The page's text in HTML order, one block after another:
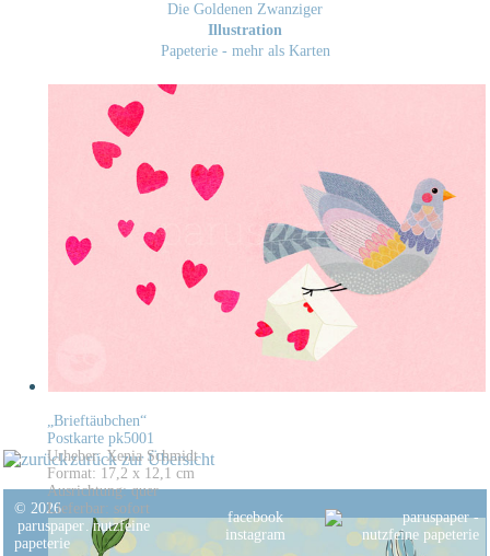
Die Goldenen Zwanziger
Illustration
Papeterie - mehr als Karten
„Brieftäubchen“
Postkarte pk5001
Urheber: Xenia Schmidt
Format: 17,2 x 12,1 cm
Ausrichtung: quer
Lieferbar: sofort
zurück zur Übersicht
© 2026
paruspaper. nutzfeine
papeterie
facebook
instagram